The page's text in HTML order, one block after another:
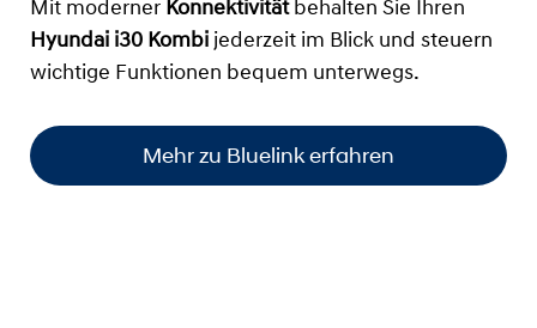
Mit moderner Konnektivitätbehalten Sie Ihren
Hyundai i30 Kombi jederzeit im Blick und steuern
wichtige Funktionen bequem unterwegs.
Mehr zu Bluelink erfahren